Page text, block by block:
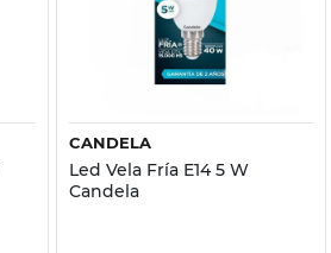
Vista rápida
CANDELA
Led Vela Fría E14 5 W
Candela